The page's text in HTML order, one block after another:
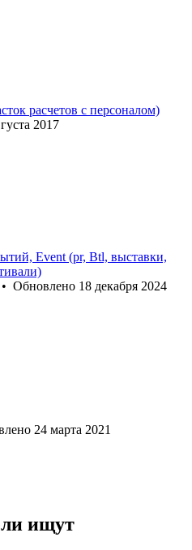
расчетов с персоналом)
2017
Event (pr, Btl, выставки,
• Обновлено 18 декабря 2024
24 марта 2021
ищут